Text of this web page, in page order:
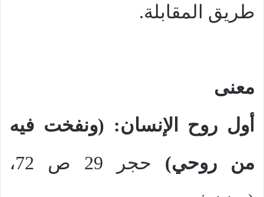
طريق المقابلة.
معنى
أول روح الإنسان: (ونفخت فيه
من روحي)
حجر 29 ص 72،